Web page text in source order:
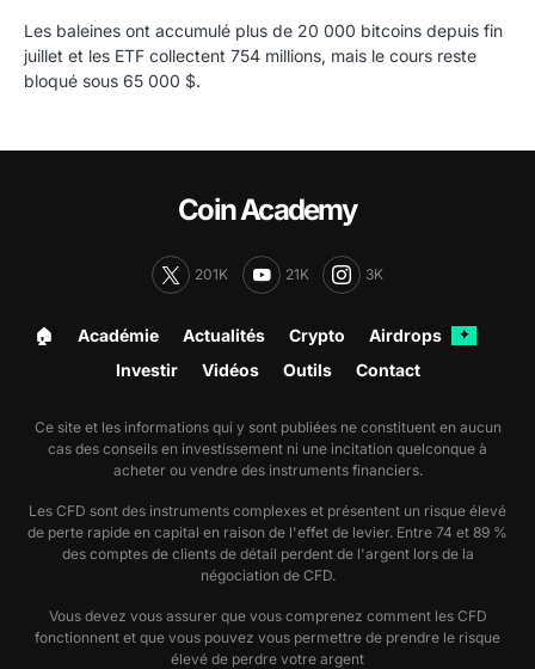
Les baleines ont accumulé plus de 20 000 bitcoins depuis fin
juillet et les ETF collectent 754 millions, mais le cours reste
bloqué sous 65 000 $.
Coin Academy
201K 21K 3K
🏠︎ Académie Actualités Crypto Airdrops ✦
Investir Vidéos Outils Contact
Ce site et les informations qui y sont publiées ne constituent en aucun
cas des conseils en investissement ni une incitation quelconque à
acheter ou vendre des instruments financiers.
Les CFD sont des instruments complexes et présentent un risque élevé
de perte rapide en capital en raison de l'effet de levier. Entre 74 et 89 %
des comptes de clients de détail perdent de l'argent lors de la
négociation de CFD.
Vous devez vous assurer que vous comprenez comment les CFD
fonctionnent et que vous pouvez vous permettre de prendre le risque
élevé de perdre votre argent